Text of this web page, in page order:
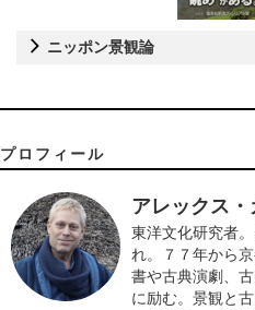
ニッポン景観論
プロフィール
アレックス・
東洋文化研究者
れ。７７年から
書や古典演劇、
に励む。景観と